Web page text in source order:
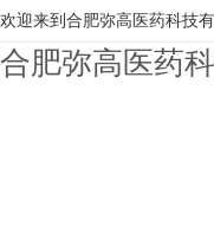
欢迎来到合肥弥高医药科技
合肥弥高医药